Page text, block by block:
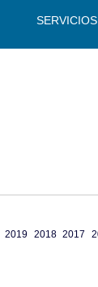
SERVICIOS
2019 2018 2017